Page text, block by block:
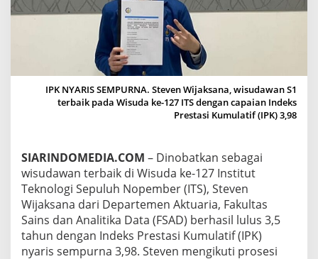
E
V
E
N
W
I
J
A
N
A
W
I
S
U
D
A
W
IPK NYARIS SEMPURNA. Steven Wijaksana, wisudawan S1
terbaik pada Wisuda ke-127 ITS dengan capaian Indeks
Prestasi Kumulatif (IPK) 3,98
SIARINDOMEDIA.COM – Dinobatkan sebagai
wisudawan terbaik di Wisuda ke-127 Institut
Teknologi Sepuluh Nopember (ITS), Steven
Wijaksana dari Departemen Aktuaria, Fakultas
Sains dan Analitika Data (FSAD) berhasil lulus 3,5
tahun dengan Indeks Prestasi Kumulatif (IPK)
nyaris sempurna 3,98. Steven mengikuti prosesi